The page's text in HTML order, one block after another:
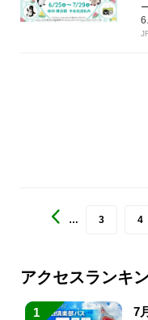
… 3 4
アクセスランキ
1
7